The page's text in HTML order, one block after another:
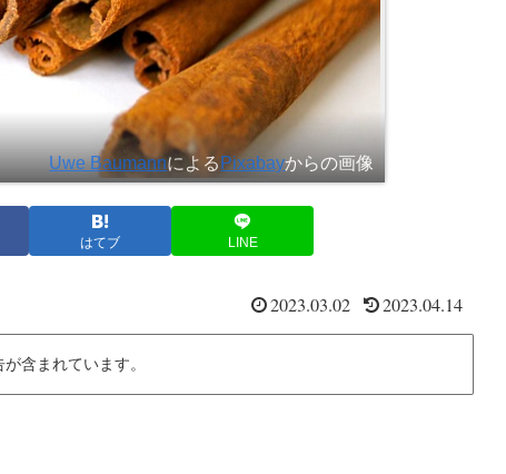
Uwe BaumannによるPixabayからの画像
はてブ LINE
2023.03.02 2023.04.14
含まれています。